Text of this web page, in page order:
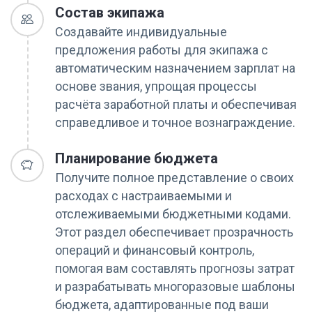
Состав экипажа
Создавайте индивидуальные
предложения работы для экипажа с
автоматическим назначением зарплат на
основе звания, упрощая процессы
расчёта заработной платы и обеспечивая
справедливое и точное вознаграждение.
Планирование бюджета
Получите полное представление о своих
расходах с настраиваемыми и
отслеживаемыми бюджетными кодами.
Этот раздел обеспечивает прозрачность
операций и финансовый контроль,
помогая вам составлять прогнозы затрат
и разрабатывать многоразовые шаблоны
бюджета, адаптированные под ваши